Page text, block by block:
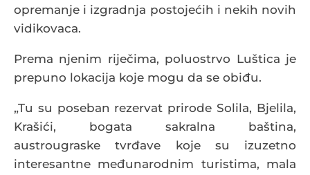
opremanje i izgradnja postojećih i nekih novih
vidikovaca.
Prema njenim riječima, poluostrvo Luštica je
prepuno lokacija koje mogu da se obiđu.
„Tu su poseban rezervat prirode Solila, Bjelila,
Krašići, bogata sakralna baština,
austrougraske tvrđave koje su izuzetno
interesantne međunarodnim turistima, mala